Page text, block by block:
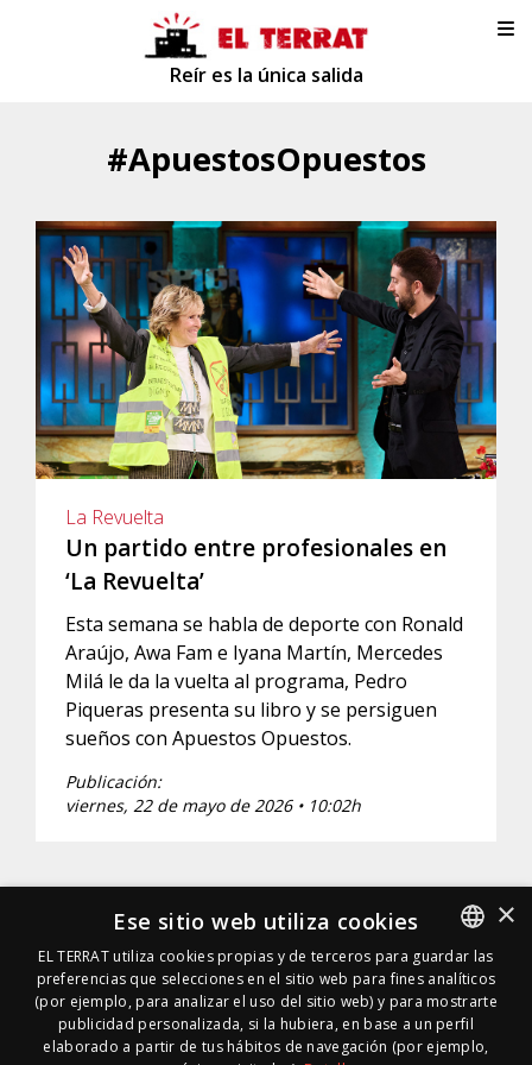
Reír es la única salida
#ApuestosOpuestos
La Revuelta
Un partido entre profesionales en
‘La Revuelta’
Esta semana se habla de deporte con Ronald
Araújo, Awa Fam e Iyana Martín, Mercedes
Milá le da la vuelta al programa, Pedro
Piqueras presenta su libro y se persiguen
sueños con Apuestos Opuestos.
Publicación:
viernes, 22 de mayo de 2026 • 10:02h
SPANISH
SPANISH
×
Ese sitio web utiliza cookies
EL TERRAT utiliza cookies propias y de terceros para guardar las
preferencias que selecciones en el sitio web para fines analíticos
(por ejemplo, para analizar el uso del sitio web) y para mostrarte
publicidad personalizada, si la hubiera, en base a un perfil
elaborado a partir de tus hábitos de navegación (por ejemplo,